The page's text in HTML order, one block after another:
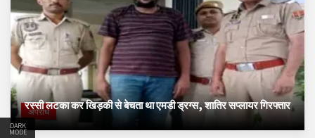
DARK
MODE
अपराध
रस्सी लटका कर खिड़की से बेचता था एमडी ड्रग्स, शातिर सप्लायर गिरफ्तार